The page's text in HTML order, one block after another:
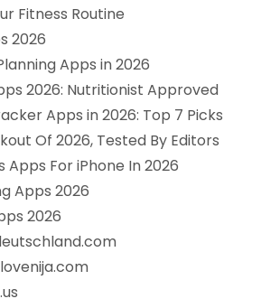
Fitness Routine
2026
Apps in 2026
2026: Nutritionist Approved
Apps in 2026: Top 7 Picks
Of 2026, Tested By Editors
Apps For iPhone In 2026
Apps 2026
2026